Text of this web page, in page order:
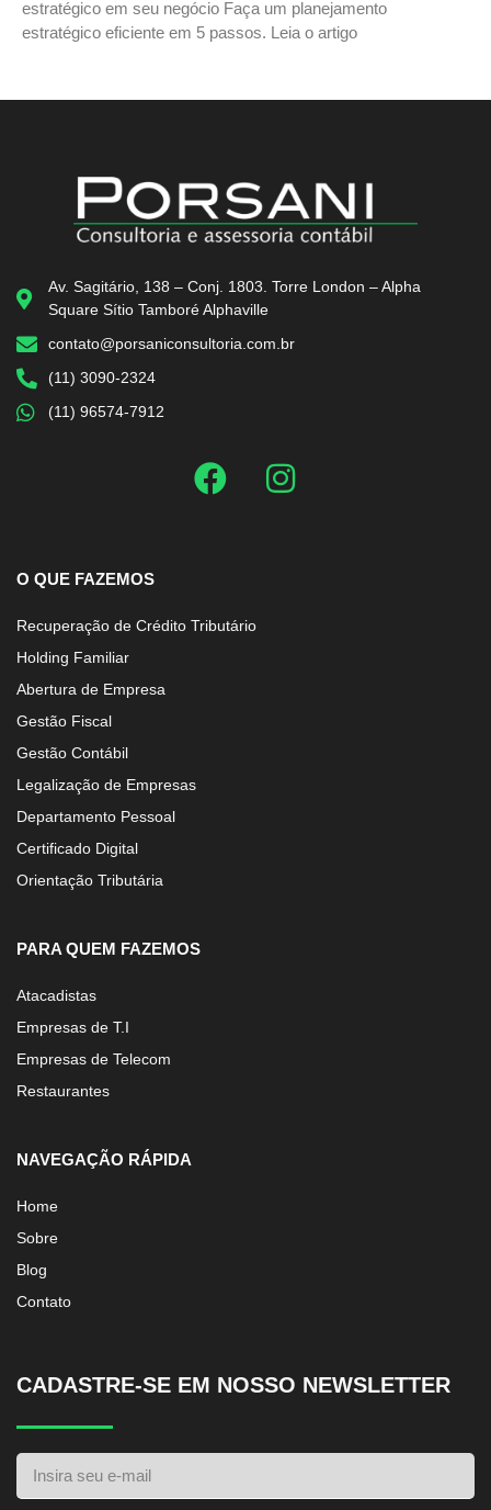
estratégico em seu negócio Faça um planejamento
estratégico eficiente em 5 passos. Leia o artigo
Av. Sagitário, 138 – Conj. 1803. Torre London – Alpha
Square Sítio Tamboré Alphaville
contato@porsaniconsultoria.com.br
(11) 3090-2324
(11) 96574-7912
O QUE FAZEMOS
Recuperação de Crédito Tributário
Holding Familiar
Abertura de Empresa
Gestão Fiscal
Gestão Contábil
Legalização de Empresas
Departamento Pessoal
Certificado Digital
Orientação Tributária
PARA QUEM FAZEMOS
Atacadistas
Empresas de T.I
Empresas de Telecom
Restaurantes
NAVEGAÇÃO RÁPIDA
Home
Sobre
Blog
Contato
CADASTRE-SE EM NOSSO NEWSLETTER